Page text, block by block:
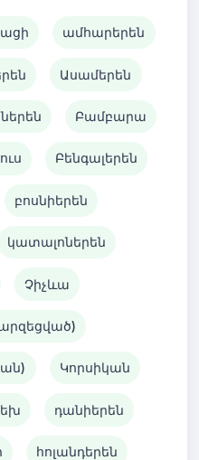
ամհարերեն
Ասամերեն
Բամբարա
Բենգալերեն
բոսնիերեն
կատալոներեն
Չիչևա
Կորսիկան
դանիերեն
հոլանդերեն